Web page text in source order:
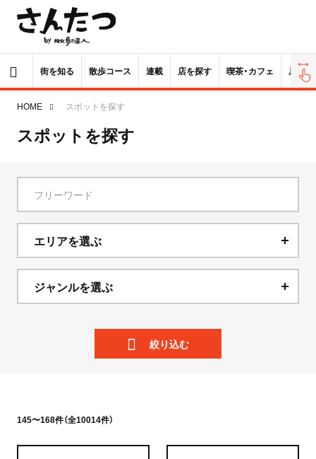
街を知る 散歩コース 連載 店を探す 喫茶・カフェ 居酒屋
HOME スポットを探す
スポットを探す
エリアを選ぶ
北海道
青森県
ジャンルを選ぶ
散歩コース
喫茶・カフェ
絞り込む
145〜168件（全10014件）